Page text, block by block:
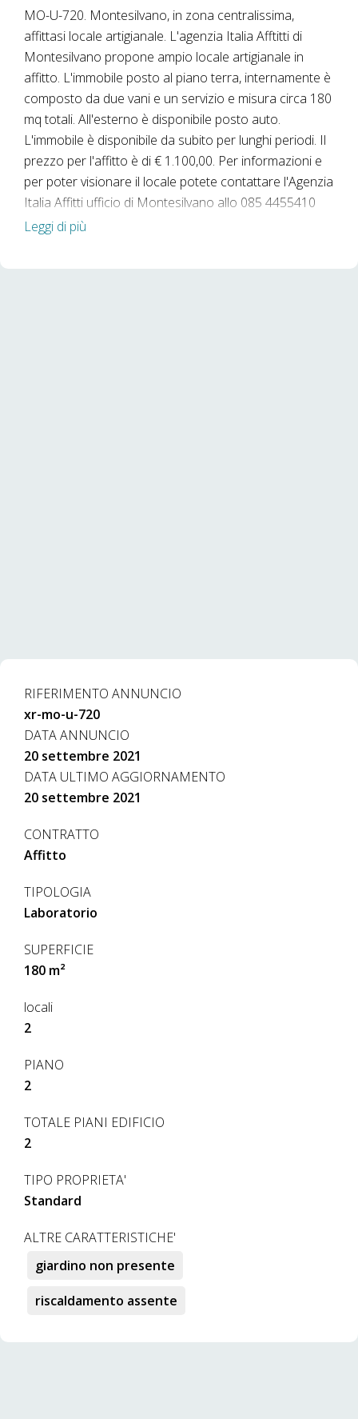
MO-U-720. Montesilvano, in zona centralissima,
affittasi locale artigianale. L'agenzia Italia Afftitti di
Montesilvano propone ampio locale artigianale in
affitto. L'immobile posto al piano terra, internamente è
composto da due vani e un servizio e misura circa 180
mq totali. All'esterno è disponibile posto auto.
L'immobile è disponibile da subito per lunghi periodi. Il
prezzo per l'affitto è di € 1.100,00. Per informazioni e
per poter visionare il locale potete contattare l'Agenzia
Italia Affitti ufficio di Montesilvano allo 085 4455410
Rif. MO-U-720
Leggi di più
RIFERIMENTO ANNUNCIO
xr-mo-u-720
DATA ANNUNCIO
20 settembre 2021
DATA ULTIMO AGGIORNAMENTO
20 settembre 2021
CONTRATTO
Affitto
TIPOLOGIA
Laboratorio
SUPERFICIE
180 m²
locali
2
PIANO
2
TOTALE PIANI EDIFICIO
2
TIPO PROPRIETA'
Standard
ALTRE CARATTERISTICHE'
giardino non presente
riscaldamento assente